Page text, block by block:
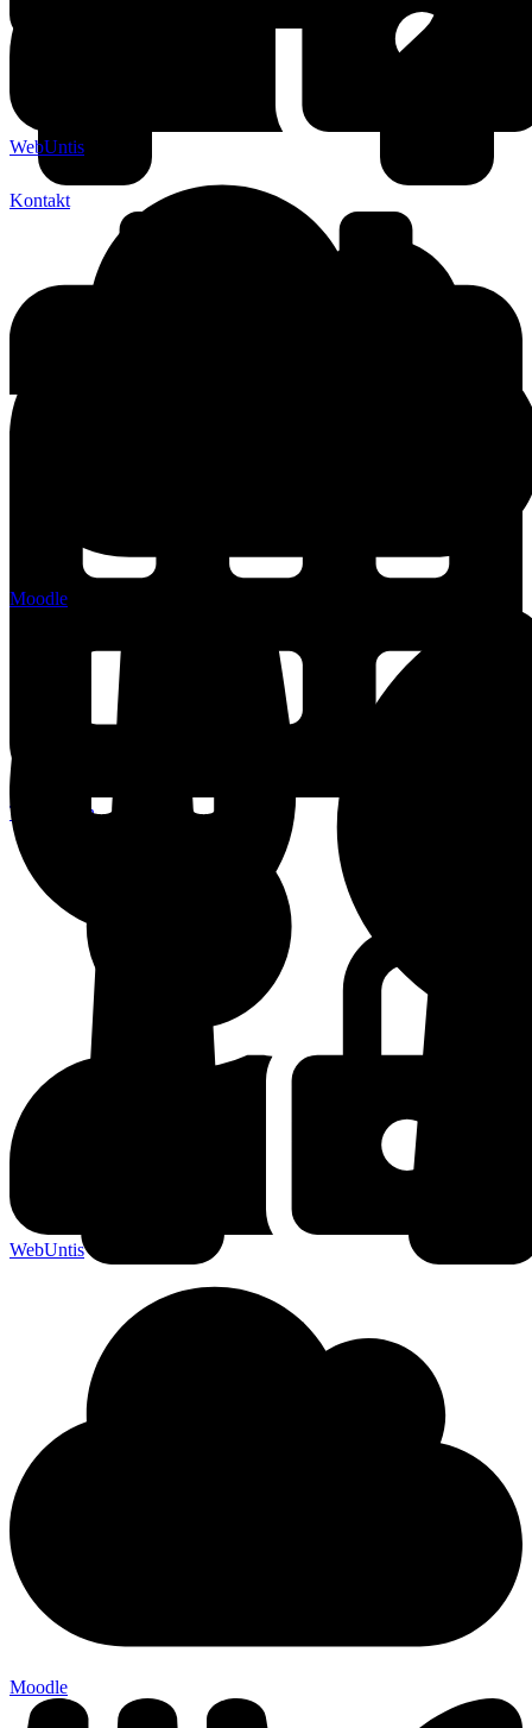
WebUntis
Moodle
Kontakt
Terminplan
WebUntis
Moodle